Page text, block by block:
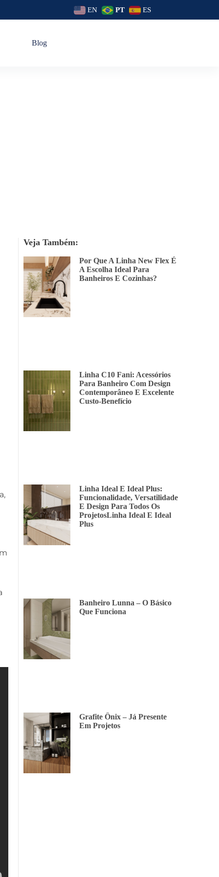
EN PT ES
Blog
Veja Também:
Por Que A Linha New Flex É
A Escolha Ideal Para
Banheiros E Cozinhas?
Linha C10 Fani: Acessórios
Para Banheiro Com Design
Contemporâneo E Excelente
Custo-Benefício
Linha Ideal E Ideal Plus:
Funcionalidade, Versatilidade
E Design Para Todos Os
ProjetosLinha Ideal E Ideal
Plus
Banheiro Lunna – O Básico
Que Funciona
Grafite Ônix – Já Presente
Em Projetos